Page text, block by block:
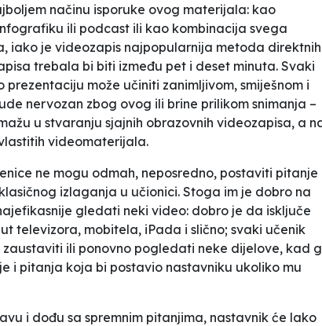
načinu isporuke ovog materijala: kao
ili podcast ili kao kombinacija svega
iako je videozapis najpopularnija metoda direktnih
trebala bi biti između pet i deset minuta. Svaki
može učiniti zanimljivom, smiješnom i
nervozan zbog ovog ili brine prilikom snimanja –
u stvaranju sjajnih obrazovnih videozapisa, a
videomaterijala.
ne mogu odmah, neposredno, postaviti pitanje
izlaganja u učionici. Stoga im je dobro na
gledati neki video: dobro je da isključe
televizora, mobitela, iPada i slično; svaki učenik
ili ponovno pogledati neke dijelove, kad
i pitanja koja bi postavio nastavniku ukoliko mu
i dođu sa spremnim pitanjima, nastavnik će lako